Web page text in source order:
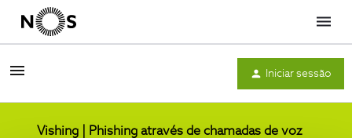
Menu
Iniciar sessão
Vishing | Phishing através de chamadas de voz